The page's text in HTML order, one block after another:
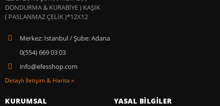
Merkez: İstanbul / Şube: Adana
0(554) 669 03 03
info@efesshop.com
Detaylı İletişim & Harita »
KURUMSAL YASAL BİLGİLER